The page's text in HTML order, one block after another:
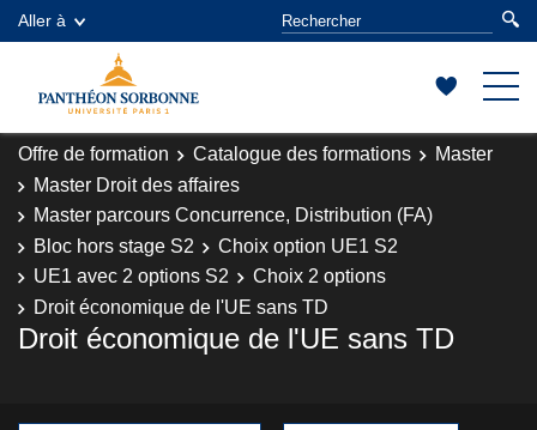
Aller à
Offre de formation Catalogue des formations
Master
Master Droit des affaires
Master parcours Concurrence, Distribution (FA)
Bloc hors stage S2
Choix option UE1 S2
UE1 avec 2 options S2
Choix 2 options
Droit économique de l'UE sans TD
Droit économique de l'UE sans TD